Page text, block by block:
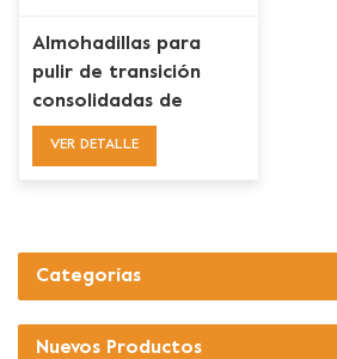
Almohadillas para
pulir de transición
consolidadas de
cerámica concretas
VER DETALLE
Categorías
Nuevos Productos